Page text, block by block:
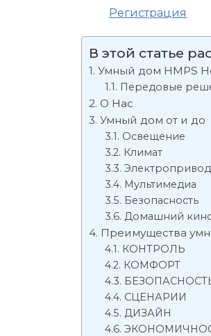
Регистрация
В этой статье
Умный дом HMPS
Передовые
О Нас
Умный дом от и до
Освещение
Климат
Мультимедиа
Безопасность
Домашний
Преимущества
КОНТРОЛЬ
КОМФОРТ
СЦЕНАРИИ
ДИЗАЙН